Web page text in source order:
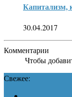
Капитализм,
30.04.2017
Комментарии
Чтобы
Свежее: